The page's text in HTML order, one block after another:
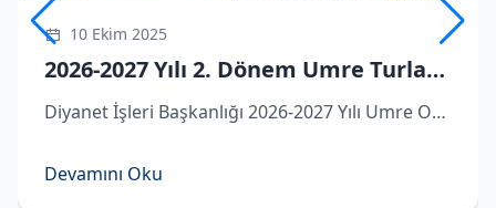
10 Ekim 2025
2026-2027 Yılı 2. Dönem Umre Turlarına Kayıtlar Başlıyor
Diyanet İşleri Başkanlığı 2026-2027 Yılı Umre Organizasyonu kapsamında ikinci dönem umre turlarına dair detaylar belli oldu.
Devamını Oku